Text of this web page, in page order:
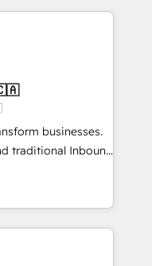
that sets your
Unlock your
capables de
et le pilotage
de données. 🚀
vos logiciels
🎓
businesses.
traditional Inbound
form a powerful
for over 800